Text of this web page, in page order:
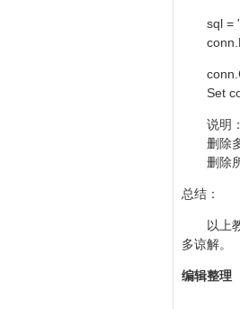
sql =
Set
说明：
删除多
删除所
总结：
以上教
多谅解。
编辑整理